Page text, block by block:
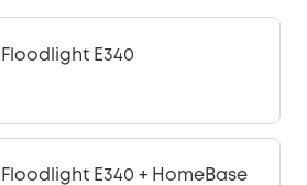
E340
E340 + HomeBase